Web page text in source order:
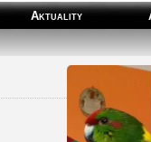
Aktuality